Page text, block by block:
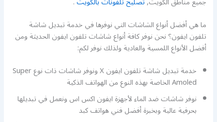
ما هي أفضل أنواع الشاشات التي نوفرها في خدمة تبديل شاشة
تلفون ايفون؟ نحن نوفر كافة أنواع شاشات تلفون ايفون الحديثة ومن
أفضل الأنواع اللمسية والعادية ولذلك نوفر لكم:
خدمة تبديل شاشة تلفون ايفون X ونوفر شاشات ذات نوع Super
Amoled الخاصة بهذه النوع من الهواتف الذكية
نوفر شاشات ضد الماء لأجهزة ايفون اكس اس ونعمل في تبديلها
بحرفية عالية وبخبرة أفضل فني هواتف كبد